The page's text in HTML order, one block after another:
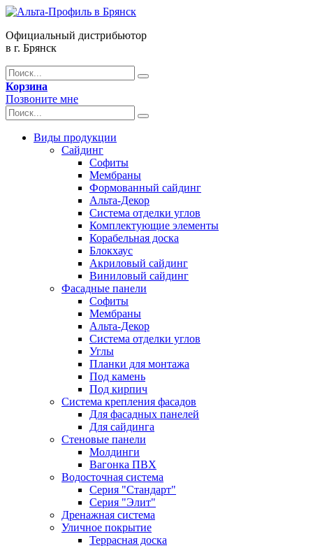
Официальный дистрибьютор
в г. Брянск
Корзина
Позвоните мне
Виды продукции
Сайдинг
Софиты
Мембраны
Формованный сайдинг
Альта-Декор
Система отделки углов
Комплектующие элементы
Корабельная доска
Блокхаус
Акриловый сайдинг
Виниловый сайдинг
Фасадные панели
Софиты
Мембраны
Альта-Декор
Система отделки углов
Углы
Планки для монтажа
Под камень
Под кирпич
Система крепления фасадов
Для фасадных панелей
Для сайдинга
Стеновые панели
Молдинги
Вагонка ПВХ
Водосточная система
Серия "Стандарт"
Серия "Элит"
Дренажная система
Уличное покрытие
Террасная доска